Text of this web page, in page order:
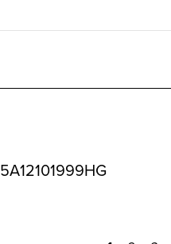
5A12101999HG